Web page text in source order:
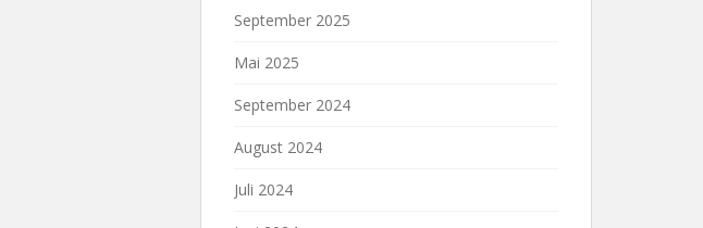
September 2025
Mai 2025
September 2024
August 2024
Juli 2024